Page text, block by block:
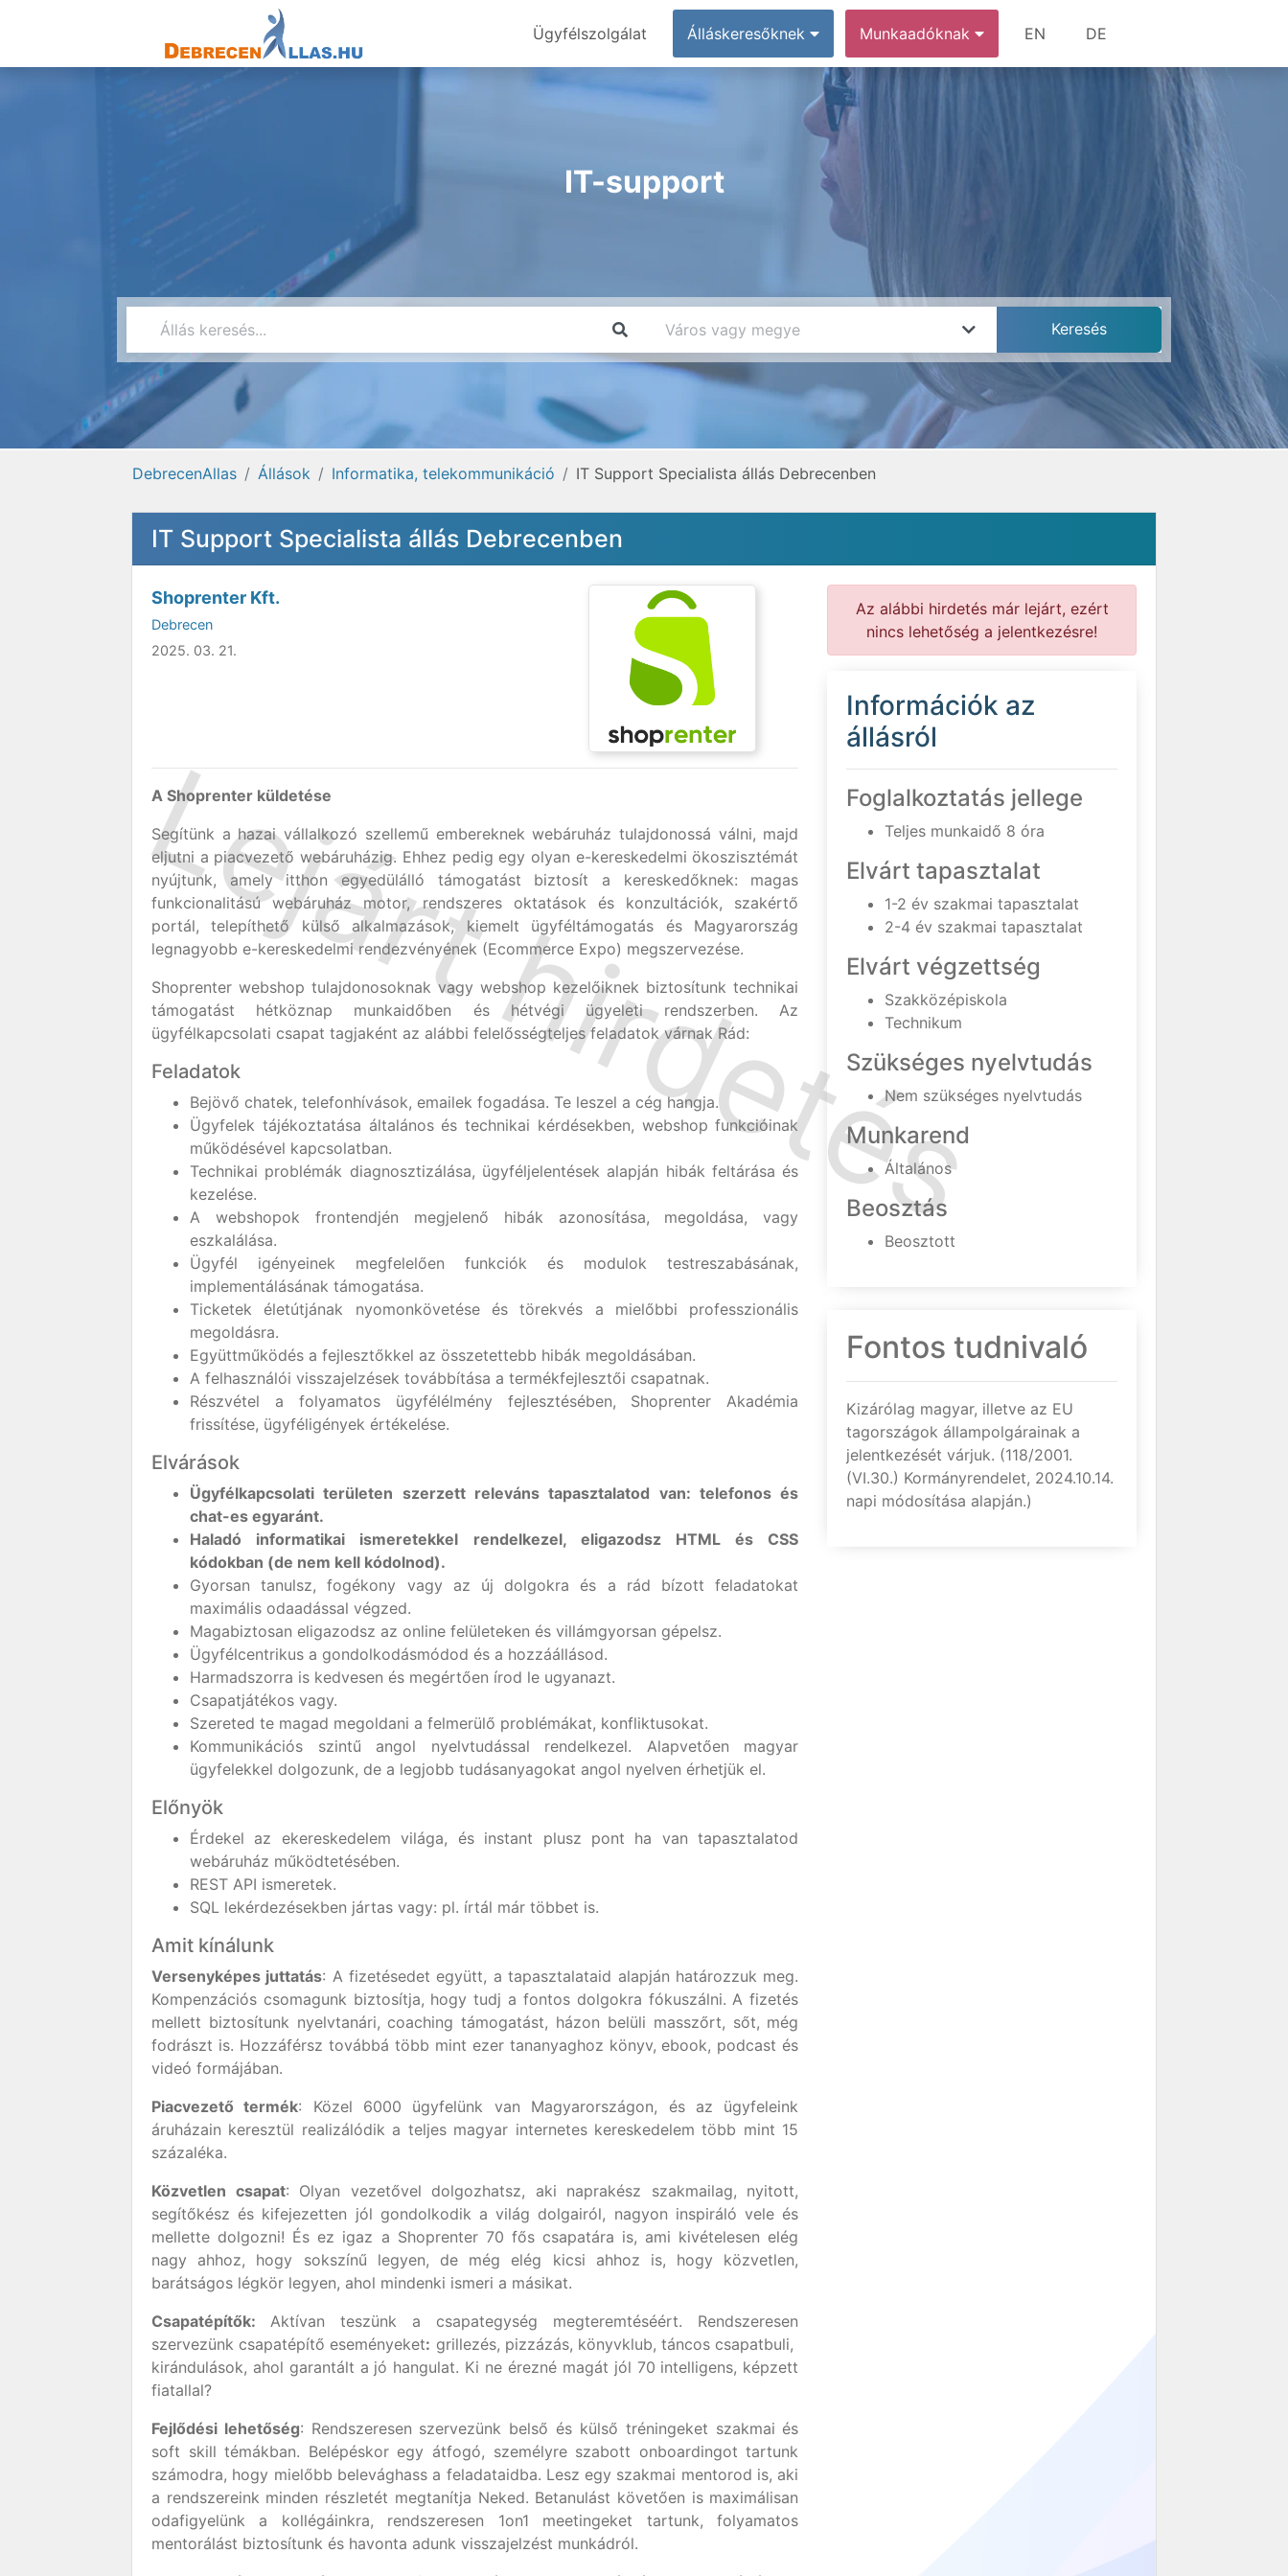
Ügyfélszolgálat Álláskeresőknek Munkaadóknak EN DE
IT-support
DebrecenAllas Állások Informatika, telekommunikáció IT Support Specialista állás Debrecenben
IT Support Specialista állás Debrecenben
Shoprenter Kft.
Debrecen
2025. 03. 21.
A Shoprenter küldetése
Segítünk a hazai vállalkozó szellemű embereknek webáruház tulajdonossá válni, majd
eljutni a piacvezető webáruházig. Ehhez pedig egy olyan e-kereskedelmi ökoszisztémát
nyújtunk, amely itthon egyedülálló támogatást biztosít a kereskedőknek: magas
funkcionalitású webáruház motor, rendszeres oktatások és konzultációk, szakértő
portál, telepíthető külső alkalmazások, kiemelt ügyféltámogatás és Magyarország
legnagyobb e-kereskedelmi rendezvényének (Ecommerce Expo) megszervezése.
Shoprenter webshop tulajdonosoknak vagy webshop kezelőiknek biztosítunk technikai
támogatást hétköznap munkaidőben és hétvégi ügyeleti rendszerben. Az
ügyfélkapcsolati csapat tagjaként az alábbi felelősségteljes feladatok várnak Rád:
Feladatok
Bejövő chatek, telefonhívások, emailek fogadása. Te leszel a cég hangja.
Ügyfelek tájékoztatása általános és technikai kérdésekben, webshop funkcióinak
működésével kapcsolatban.
Technikai problémák diagnosztizálása, ügyféljelentések alapján hibák feltárása és
kezelése.
A webshopok frontendjén megjelenő hibák azonosítása, megoldása, vagy
eszkalálása.
Ügyfél igényeinek megfelelően funkciók és modulok testreszabásának,
implementálásának támogatása.
Ticketek életútjának nyomonkövetése és törekvés a mielőbbi professzionális
megoldásra.
Együttműködés a fejlesztőkkel az összetettebb hibák megoldásában.
A felhasználói visszajelzések továbbítása a termékfejlesztői csapatnak.
Részvétel a folyamatos ügyfélélmény fejlesztésében, Shoprenter Akadémia
frissítése, ügyféligények értékelése.
Elvárások
Ügyfélkapcsolati területen szerzett releváns tapasztalatod van: telefonos és
chat-es egyaránt.
Haladó informatikai ismeretekkel rendelkezel, eligazodsz HTML és CSS
kódokban (de nem kell kódolnod).
Gyorsan tanulsz, fogékony vagy az új dolgokra és a rád bízott feladatokat
maximális odaadással végzed.
Magabiztosan eligazodsz az online felületeken és villámgyorsan gépelsz.
Ügyfélcentrikus a gondolkodásmódod és a hozzáállásod.
Harmadszorra is kedvesen és megértően írod le ugyanazt.
Csapatjátékos vagy.
Szereted te magad megoldani a felmerülő problémákat, konfliktusokat.
Kommunikációs szintű angol nyelvtudással rendelkezel. Alapvetően magyar
ügyfelekkel dolgozunk, de a legjobb tudásanyagokat angol nyelven érhetjük el.
Előnyök
Érdekel az ekereskedelem világa, és instant plusz pont ha van tapasztalatod
webáruház működtetésében.
REST API ismeretek.
SQL lekérdezésekben jártas vagy: pl. írtál már többet is.
Amit kínálunk
Versenyképes juttatás: A fizetésedet együtt, a tapasztalataid alapján határozzuk meg.
Kompenzációs csomagunk biztosítja, hogy tudj a fontos dolgokra fókuszálni. A fizetés
mellett biztosítunk nyelvtanári, coaching támogatást, házon belüli masszőrt, sőt, még
fodrászt is. Hozzáférsz továbbá több mint ezer tananyaghoz könyv, ebook, podcast és
videó formájában.
Piacvezető termék: Közel 6000 ügyfelünk van Magyarországon, és az ügyfeleink
áruházain keresztül realizálódik a teljes magyar internetes kereskedelem több mint 15
százaléka.
Közvetlen csapat: Olyan vezetővel dolgozhatsz, aki naprakész szakmailag, nyitott,
segítőkész és kifejezetten jól gondolkodik a világ dolgairól, nagyon inspiráló vele és
mellette dolgozni! És ez igaz a Shoprenter 70 fős csapatára is, ami kivételesen elég
nagy ahhoz, hogy sokszínű legyen, de még elég kicsi ahhoz is, hogy közvetlen,
barátságos légkör legyen, ahol mindenki ismeri a másikat.
Csapatépítők:Aktívan teszünk a csapategység megteremtéséért. Rendszeresen
szervezünk csapatépítő eseményeket: grillezés, pizzázás, könyvklub, táncos csapatbuli,
kirándulások, ahol garantált a jó hangulat. Ki ne érezné magát jól 70 intelligens, képzett
fiatallal?
Fejlődési lehetőség: Rendszeresen szervezünk belső és külső tréningeket szakmai és
soft skill témákban. Belépéskor egy átfogó, személyre szabott onboardingot tartunk
számodra, hogy mielőbb belevághass a feladataidba. Lesz egy szakmai mentorod is, aki
a rendszereink minden részletét megtanítja Neked. Betanulást követően is maximálisan
odafigyelünk a kollégáinkra, rendszeresen 1on1 meetingeket tartunk, folyamatos
mentorálást biztosítunk és havonta adunk visszajelzést munkádról.
Az alábbi hirdetés már lejárt, ezért
nincs lehetőség a jelentkezésre!
Információk az
állásról
Foglalkoztatás jellege
Teljes munkaidő 8 óra
Elvárt tapasztalat
1-2 év szakmai tapasztalat
2-4 év szakmai tapasztalat
Elvárt végzettség
Szakközépiskola
Technikum
Szükséges nyelvtudás
Nem szükséges nyelvtudás
Munkarend
Általános
Beosztás
Beosztott
Fontos tudnivaló
Kizárólag magyar, illetve az EU
tagországok állampolgárainak a
jelentkezését várjuk. (118/2001.
(VI.30.) Kormányrendelet, 2024.10.14.
napi módosítása alapján.)